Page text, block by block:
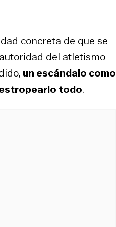
concreta de que se
del atletismo
un escándalo como
todo.